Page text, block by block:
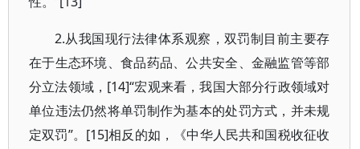
2.从我国现行法律体系观察，双罚制目前主要存
在于生态环境、食品药品、公共安全、金融监管等部
分立法领域，[14]“宏观来看，我国大部分行政领域对
单位违法仍然将单罚制作为基本的处罚方式，并未规
定双罚”。[15]相反的如，《中华人民共和国税收征收